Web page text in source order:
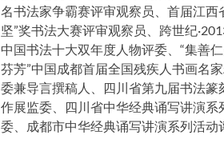
名书法家争霸赛评审观察员、首届江西
坚”奖书法大赛评审观察员、跨世纪
中国书法十大双年度人物评委、“集善仁
芬芳”中国成都首届全国残疾人书画名
委兼导言撰稿人、四川省第九届书法篆
作展监委、四川省中华经典诵写讲演系
委、成都市中华经典诵写讲演系列活动